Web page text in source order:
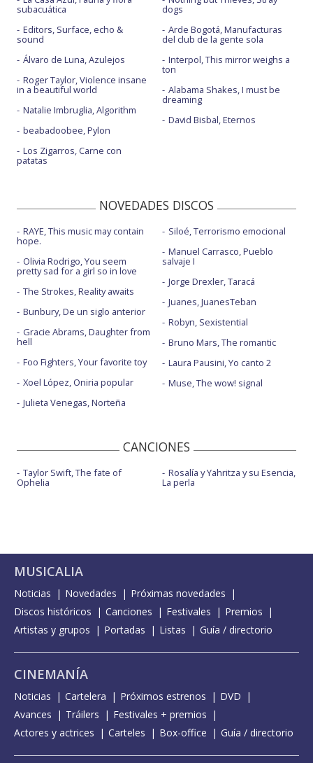
subacuática
Editors, Surface, echo &
sound
Álvaro de Luna, Azulejos
Roger Taylor, Violence insane
in a beautiful world
Natalie Imbruglia, Algorithm
beabadoobee, Pylon
Los Zigarros, Carne con
patatas
dogs
Arde Bogotá, Manufacturas
del club de la gente sola
Interpol, This mirror weighs a
ton
Alabama Shakes, I must be
dreaming
David Bisbal, Eternos
NOVEDADES DISCOS
RAYE, This music may contain
hope.
Olivia Rodrigo, You seem
pretty sad for a girl so in love
The Strokes, Reality awaits
Bunbury, De un siglo anterior
Gracie Abrams, Daughter from
hell
Foo Fighters, Your favorite toy
Xoel López, Oniria popular
Julieta Venegas, Norteña
Siloé, Terrorismo emocional
Manuel Carrasco, Pueblo
salvaje I
Jorge Drexler, Taracá
Juanes, JuanesTeban
Robyn, Sexistential
Bruno Mars, The romantic
Laura Pausini, Yo canto 2
Muse, The wow! signal
CANCIONES
Taylor Swift, The fate of
Ophelia
Rosalía y Yahritza y su Esencia,
La perla
MUSICALIA
Noticias Novedades
Próximas novedades
Discos históricos
Canciones Festivales
Premios
Artistas y grupos
Portadas Listas Guía / directorio
CINEMANÍA
Noticias Cartelera Próximos estrenos
DVD
Avances
Tráilers
Festivales + premios
Actores y actrices
Carteles Box-office Guía / directorio